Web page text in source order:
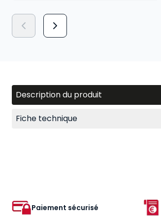
Description du produit
Fiche technique
Paiement sécurisé